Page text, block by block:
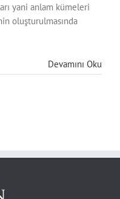
yani anlam kümeleri
oluşturulmasında
Devamını Oku